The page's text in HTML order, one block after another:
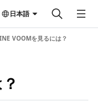
日本語
VOOMを見るには？